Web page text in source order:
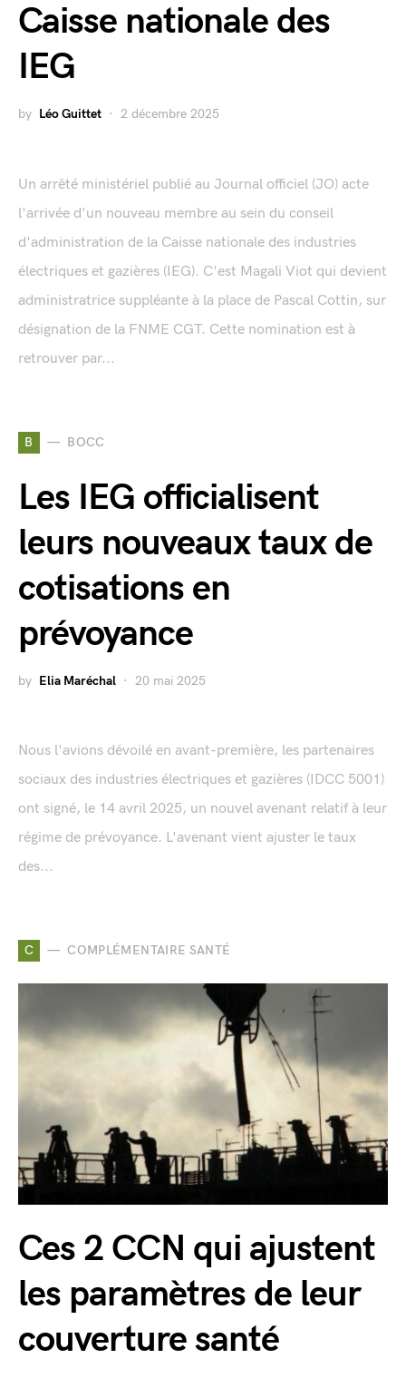
Caisse nationale des
IEG
by Léo Guittet 2 décembre 2025
Un arrêté ministériel publié au Journal officiel (JO) acte
l'arrivée d'un nouveau membre au sein du conseil
d'administration de la Caisse nationale des industries
électriques et gazières (IEG). C'est Magali Viot qui devient
administratrice suppléante à la place de Pascal Cottin, sur
désignation de la FNME CGT. Cette nomination est à
retrouver par...
B BOCC
Les IEG officialisent
leurs nouveaux taux de
cotisations en
prévoyance
by Elia Maréchal 20 mai 2025
Nous l'avions dévoilé en avant-première, les partenaires
sociaux des industries électriques et gazières (IDCC 5001)
ont signé, le 14 avril 2025, un nouvel avenant relatif à leur
régime de prévoyance. L'avenant vient ajuster le taux
des...
C COMPLÉMENTAIRE SANTÉ
Ces 2 CCN qui ajustent
les paramètres de leur
couverture santé